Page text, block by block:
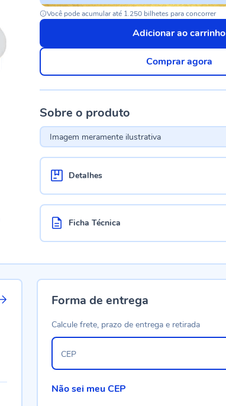
Você pode acumular até 1.250 bilhetes para concorrer
Adicionar ao carrinho
Comprar agora
Sobre o produto
Imagem meramente ilustrativa
Detalhes
Ficha Técnica
Forma de entrega
Calcule frete, prazo de entrega e retirada
CEP
Não sei meu CEP